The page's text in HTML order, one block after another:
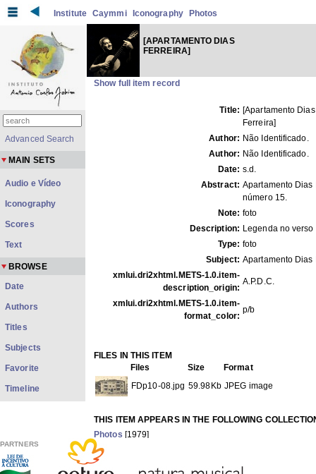
Institute Caymmi Iconography Photos
[APARTAMENTO DIAS
FERREIRA]
Show full item record
Title: [Apartamento Dias
Ferreira]
Author: Não Identificado.
Author: Não Identificado.
Date: s.d.
Abstract: Apartamento Dias
número 15.
Note: foto
Description: Legenda no verso
Type: foto
Subject: Apartamento Dias
xmlui.dri2xhtml.METS-1.0.item-
description_origin:
A.P.D.C.
xmlui.dri2xhtml.METS-1.0.item-
format_color:
p/b
FILES IN THIS ITEM
Files
Size
Format
FDp10-08.jpg 59.98Kb JPEG image
THIS ITEM APPEARS IN THE FOLLOWING
Photos [1979]
Show full item record
Advanced Search
MAIN SETS
Audio e Vídeo
Iconography
Scores
Text
BROWSE
Date
Authors
Titles
Subjects
Favorite
Timeline
PARTNERS